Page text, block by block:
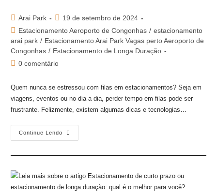
Arai Park
19 de setembro de 2024
Estacionamento Aeroporto de Congonhas / estacionamento
arai park / Estacionamento Arai Park Vagas perto Aeroporto de
Congonhas / Estacionamento de Longa Duração
0 comentário
Quem nunca se estressou com filas em estacionamentos? Seja em
viagens, eventos ou no dia a dia, perder tempo em filas pode ser
frustrante. Felizmente, existem algumas dicas e tecnologias…
Continue Lendo